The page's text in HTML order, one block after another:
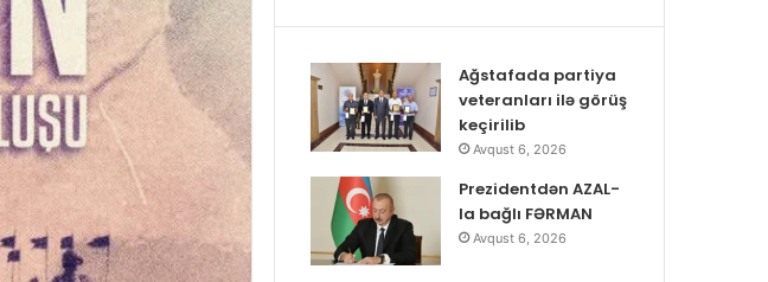
Ağstafada partiya
veteranları ilə görüş
keçirilib
Avqust 6, 2026
Prezidentdən AZAL-
la bağlı FƏRMAN
Avqust 6, 2026